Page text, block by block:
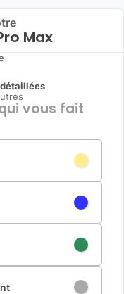
Max
vous fait